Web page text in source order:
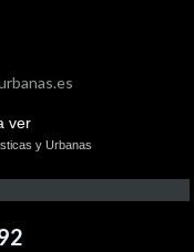
y Urbanas